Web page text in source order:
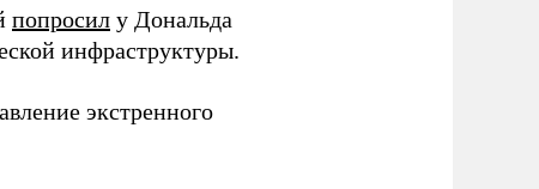
попросил у Дональда
инфраструктуры.
экстренного